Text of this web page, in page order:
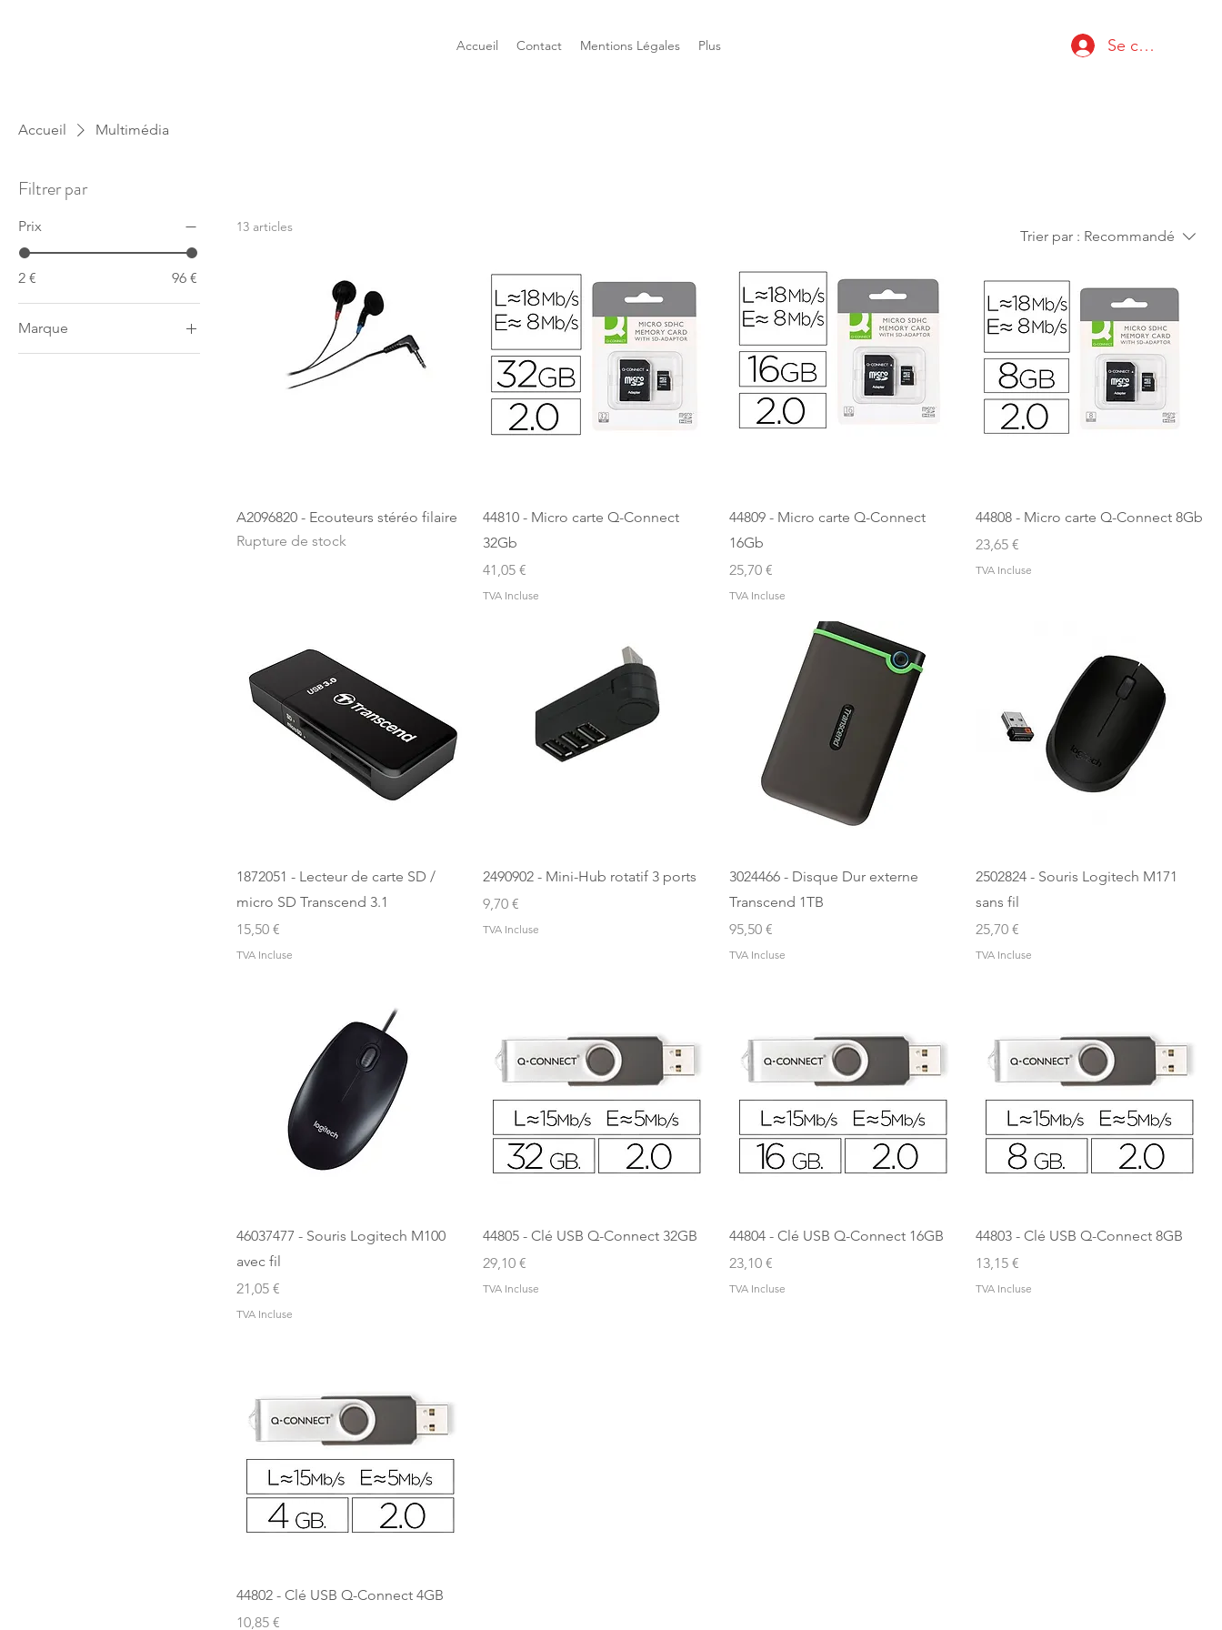
Accueil Contact Mentions Légales Plus Se connecter
Accueil Multimédia
Filtrer par
Prix
2 € 96 €
Marque
13 articles
Trier par : Recommandé
A2096820 - Ecouteurs stéréo filaire
Rupture de stock
44810 - Micro carte Q-Connect
32Gb
Prix
41,05 €
TVA Incluse
44809 - Micro carte Q-Connect
16Gb
Prix
25,70 €
TVA Incluse
44808 - Micro carte Q-Connect 8Gb
Prix
23,65 €
TVA Incluse
1872051 - Lecteur de carte SD /
micro SD Transcend 3.1
Prix
15,50 €
TVA Incluse
2490902 - Mini-Hub rotatif 3 ports
Prix
9,70 €
TVA Incluse
3024466 - Disque Dur externe
Transcend 1TB
Prix
95,50 €
TVA Incluse
2502824 - Souris Logitech M171
sans fil
Prix
25,70 €
TVA Incluse
46037477 - Souris Logitech M100
avec fil
Prix
21,05 €
TVA Incluse
44805 - Clé USB Q-Connect 32GB
Prix
29,10 €
TVA Incluse
44804 - Clé USB Q-Connect 16GB
Prix
23,10 €
TVA Incluse
44803 - Clé USB Q-Connect 8GB
Prix
13,15 €
TVA Incluse
44802 - Clé USB Q-Connect 4GB
Prix
10,85 €